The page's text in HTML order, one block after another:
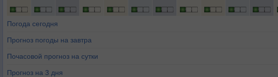
Погода сегодня
Прогноз погоды на завтра
Почасовой прогноз на сутки
Прогноз на 3 дня